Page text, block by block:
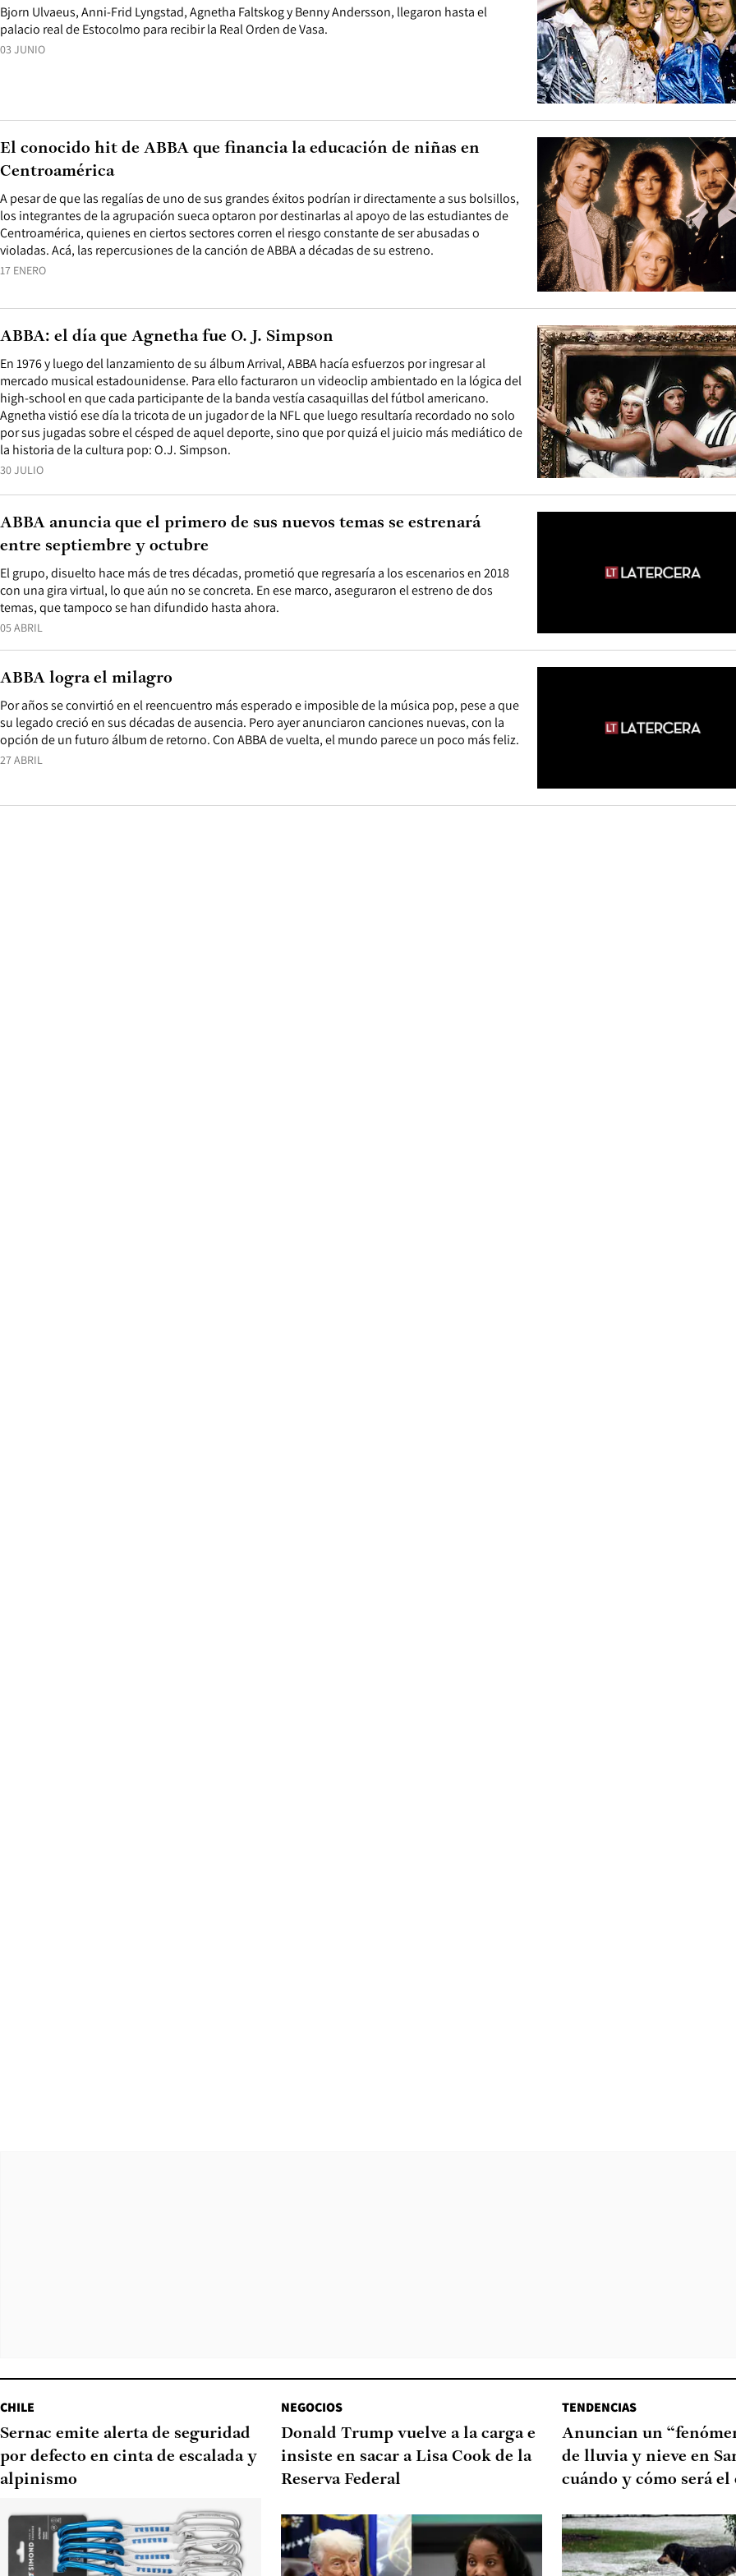
03 JUNIO
Bjorn Ulvaeus, Anni-Frid Lyngstad, Agnetha Faltskog y Benny Andersson, llegaron hasta el
palacio real de Estocolmo para recibir la Real Orden de Vasa.
17 ENERO
A pesar de que las regalías de uno de sus grandes éxitos podrían ir directamente a sus bolsillos,
los integrantes de la agrupación sueca optaron por destinarlas al apoyo de las estudiantes de
Centroamérica, quienes en ciertos sectores corren el riesgo constante de ser abusadas o
violadas. Acá, las repercusiones de la canción de ABBA a décadas de su estreno.
El conocido hit de ABBA que financia la educación de niñas en
Centroamérica
30 JULIO
En 1976 y luego del lanzamiento de su álbum Arrival, ABBA hacía esfuerzos por ingresar al
mercado musical estadounidense. Para ello facturaron un videoclip ambientado en la lógica del
high-school en que cada participante de la banda vestía casaquillas del fútbol americano.
Agnetha vistió ese día la tricota de un jugador de la NFL que luego resultaría recordado no solo
por sus jugadas sobre el césped de aquel deporte, sino que por quizá el juicio más mediático de
la historia de la cultura pop: O.J. Simpson.
ABBA: el día que Agnetha fue O. J. Simpson
05 ABRIL
El grupo, disuelto hace más de tres décadas, prometió que regresaría a los escenarios en 2018
con una gira virtual, lo que aún no se concreta. En ese marco, aseguraron el estreno de dos
temas, que tampoco se han difundido hasta ahora.
ABBA anuncia que el primero de sus nuevos temas se estrenará
entre septiembre y octubre
27 ABRIL
Por años se convirtió en el reencuentro más esperado e imposible de la música pop, pese a que
su legado creció en sus décadas de ausencia. Pero ayer anunciaron canciones nuevas, con la
opción de un futuro álbum de retorno. Con ABBA de vuelta, el mundo parece un poco más feliz.
ABBA logra el milagro
CHILE
Sernac emite alerta de seguridad
por defecto en cinta de escalada y
alpinismo
NEGOCIOS
Donald Trump vuelve a la carga e
insiste en sacar a Lisa Cook de la
Reserva Federal
TENDENCIAS
Anuncian un
de lluvia y nieve en
cuándo y cómo será el